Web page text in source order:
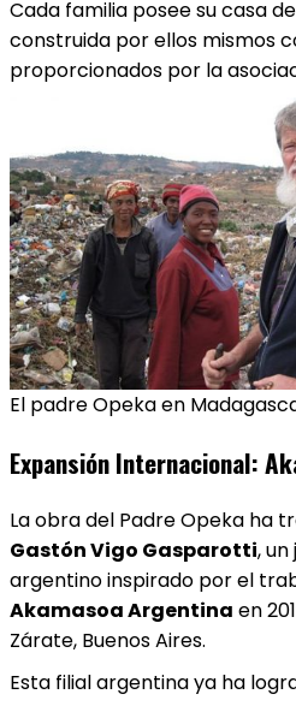
Cada familia posee su casa
construida por ellos mismos
proporcionados por la
El padre Opeka en
Expansión Internacional:
La obra del Padre Opeka ha
Gastón Vigo Gasparotti,
argentino inspirado por el
Akamasoa Argentina en
Zárate, Buenos Aires.
Esta filial argentina ya ha